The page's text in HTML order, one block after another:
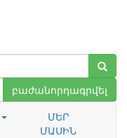
բաժանորդագրվել
ՄԵՐ
ՄԱՍԻՆ